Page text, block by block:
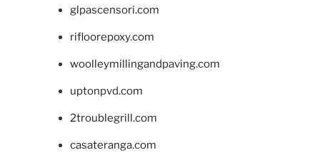
glpascensori.com
rifloorepoxy.com
woolleymillingandpaving.com
uptonpvd.com
2troublegrill.com
casateranga.com